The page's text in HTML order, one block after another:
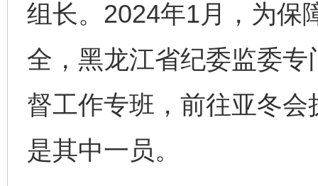
组长。2024年1月，为保
全，黑龙江省纪委监委
督工作专班，前往亚冬
是其中一员。